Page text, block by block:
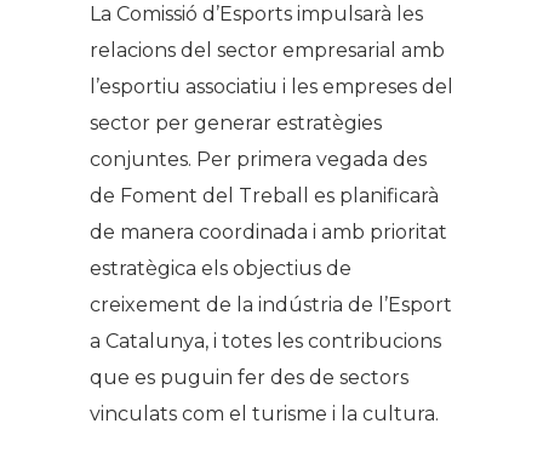
La Comissió d’Esports impulsarà les
relacions del sector empresarial amb
l’esportiu associatiu i les empreses del
sector per generar estratègies
conjuntes. Per primera vegada des
de Foment del Treball es planificarà
de manera coordinada i amb prioritat
estratègica els objectius de
creixement de la indústria de l’Esport
a Catalunya, i totes les contribucions
que es puguin fer des de sectors
vinculats com el turisme i la cultura.